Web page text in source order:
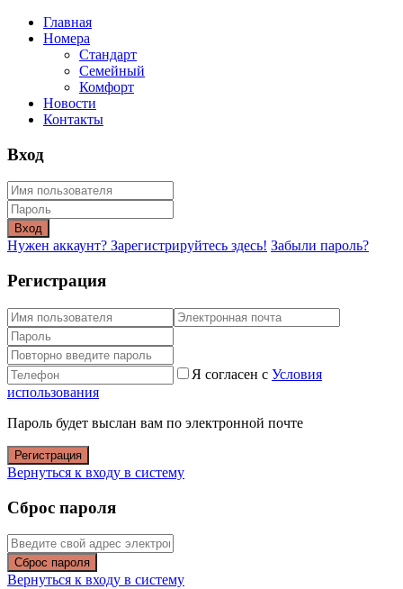
Главная
Номера
Стандарт
Семейный
Комфорт
Новости
Контакты
Вход
Вход
Нужен аккаунт? Зарегистрируйтесь здесь! Забыли пароль?
Регистрация
Я согласен с Условия
использования
Пароль будет выслан вам по электронной почте
Регистрация
Вернуться к входу в систему
Сброс пароля
Сброс пароля
Вернуться к входу в систему